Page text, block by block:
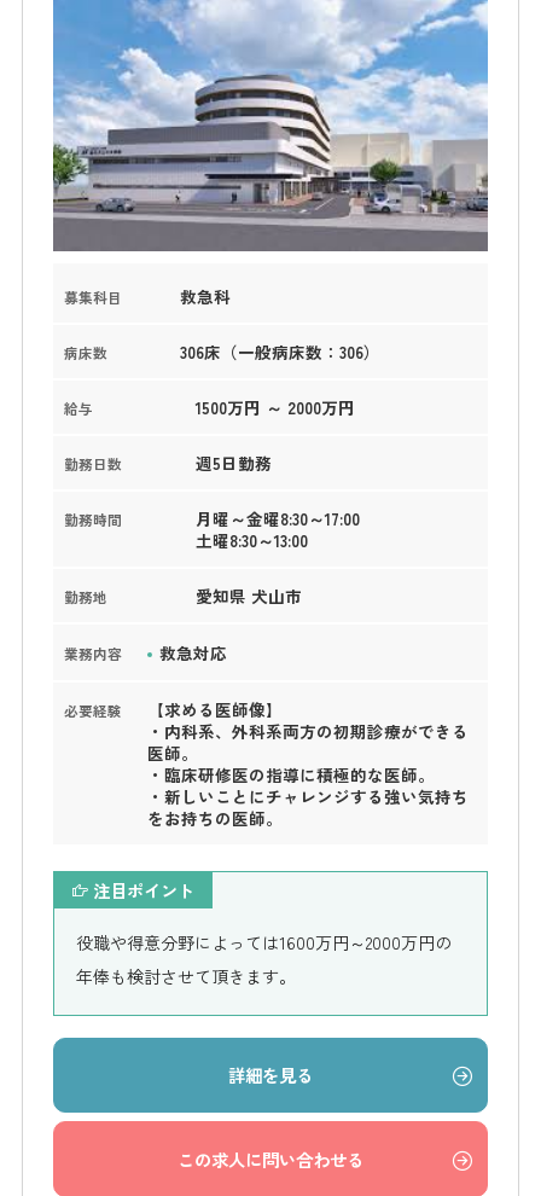
募集科目 救急科
病床数 306床（一般病床数：306）
給与 1500万円 ～ 2000万円
勤務日数 週5日勤務
勤務時間
月曜～金曜8:30～17:00
土曜8:30～13:00
勤務地 愛知県 犬山市
業務内容 救急対応
必要経験
【求める医師像】
・内科系、外科系両方の初期診療ができる
医師。
・臨床研修医の指導に積極的な医師。
・新しいことにチャレンジする強い気持ち
をお持ちの医師。
注目ポイント
役職や得意分野によっては1600万円～2000万円の
年俸も検討させて頂きます。
詳細を見る
この求人に問い合わせる